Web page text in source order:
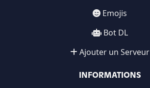
Emojis
Bot DL
Ajouter un Serveur
INFORMATIONS